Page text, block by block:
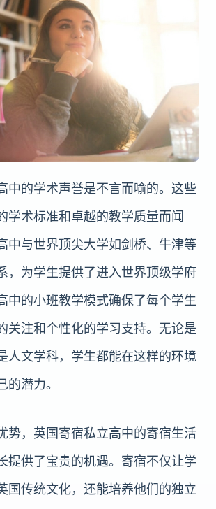
中的学术声誉是不言而喻的。这些
学术标准和卓越的教学质量而闻
中与世界顶尖大学如剑桥、牛津等
，为学生提供了进入世界顶级学府
中的小班教学模式确保了每个学生
关注和个性化的学习支持。无论是
人文学科，学生都能在这样的环境
的潜力。
势，英国寄宿私立高中的寄宿生活
提供了宝贵的机遇。寄宿不仅让学
国传统文化，还能培养他们的独立